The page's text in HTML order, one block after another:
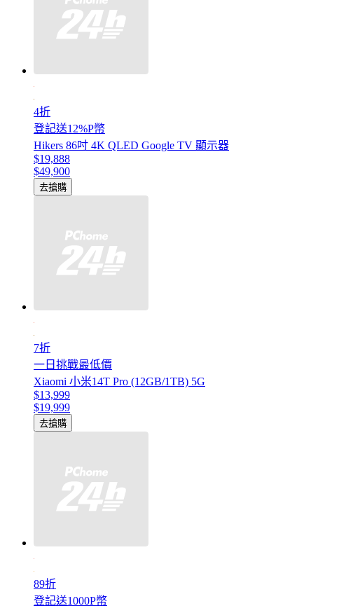
4折
登記送12%P幣
Hikers 86吋 4K QLED Google TV 顯示器
$19,888
$49,900
去搶購
7折
一日挑戰最低價
Xiaomi 小米14T Pro (12GB/1TB) 5G
$13,999
$19,999
去搶購
89折
登記送1000P幣